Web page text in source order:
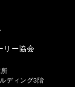
リー協会
ディング3階